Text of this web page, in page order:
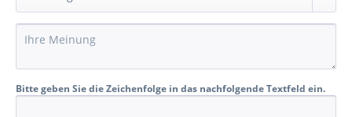
Bitte geben Sie die Zeichenfolge in das nachfolgende Textfeld ein.